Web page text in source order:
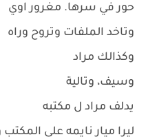
حور في سرها. مغرور اوي
وتاخد الملفات وتروح وراه
وكذالك مراد
وسيف، وتالية
يدلف مراد ل مكتبه
ليرا ميار نايمه علي